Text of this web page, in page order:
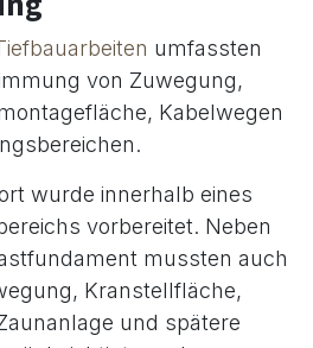
umfassten
von Zuwegung,
Kabelwegen
wurde innerhalb eines
vorbereitet. Neben
mussten auch
Kranstellfläche,
und spätere